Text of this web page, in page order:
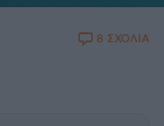
8 ΣΧΟΛΙΑ